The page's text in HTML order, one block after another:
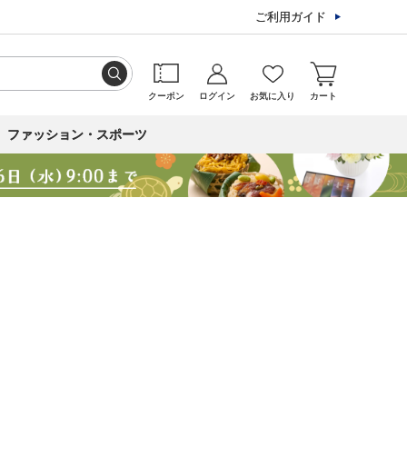
ご利用ガイド
クーポン ログイン お気に入り カート
ファッション・スポーツ